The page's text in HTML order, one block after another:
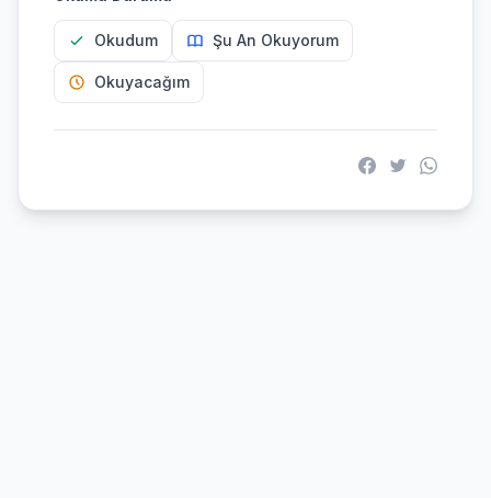
Okudum Şu An Okuyorum
Okuyacağım